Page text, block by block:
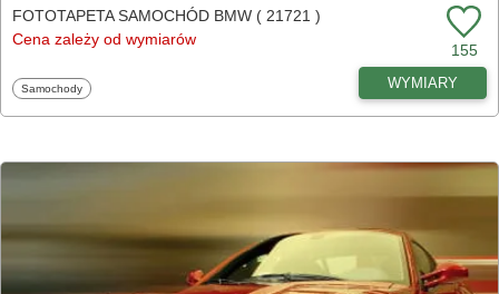
FOTOTAPETA SAMOCHÓD BMW ( 21721 )
Cena zależy od wymiarów
155
Fototapety
Samochody WYMIARY